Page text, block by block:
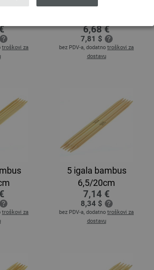
troškovi za
5 igala bambus
6,68 €
7,81 $
bez PDV-a, dodatno troškovi za
dostavu
troškovi za
5 igala bambus
6,5/20cm
7,14 €
8,34 $
bez PDV-a, dodatno troškovi za
dostavu